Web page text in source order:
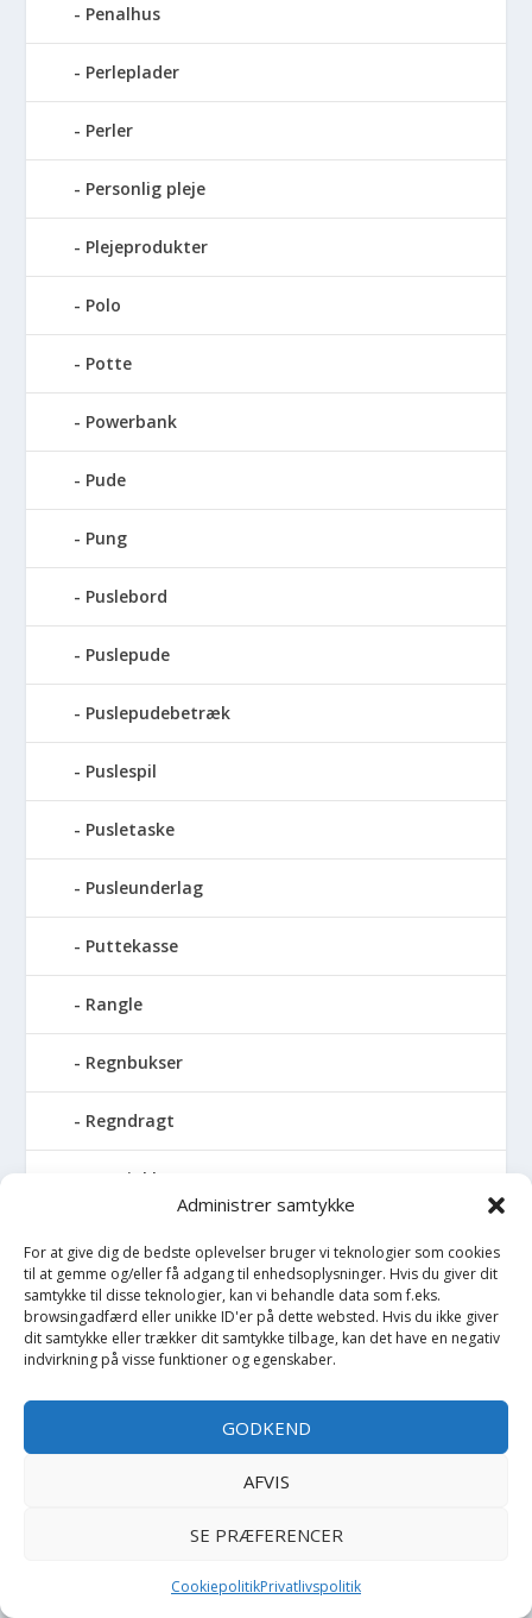
Administrer samtykke
For at give dig de bedste oplevelser bruger vi teknologier som cookies
til at gemme og/eller få adgang til enhedsoplysninger. Hvis du giver dit
samtykke til disse teknologier, kan vi behandle data som f.eks.
browsingadfærd eller unikke ID'er på dette websted. Hvis du ikke giver
dit samtykke eller trækker dit samtykke tilbage, kan det have en negativ
indvirkning på visse funktioner og egenskaber.
GODKEND
AFVIS
SE PRÆFERENCER
CookiepolitikPrivatlivspolitik
Penalhus
Perleplader
Perler
Personlig pleje
Plejeprodukter
Polo
Potte
Powerbank
Pude
Pung
Puslebord
Puslepude
Puslepudebetræk
Puslespil
Pusletaske
Pusleunderlag
Puttekasse
Rangle
Regnbukser
Regndragt
Regnjakke
Regntøj
Rulleskøjter
Savlesmæk